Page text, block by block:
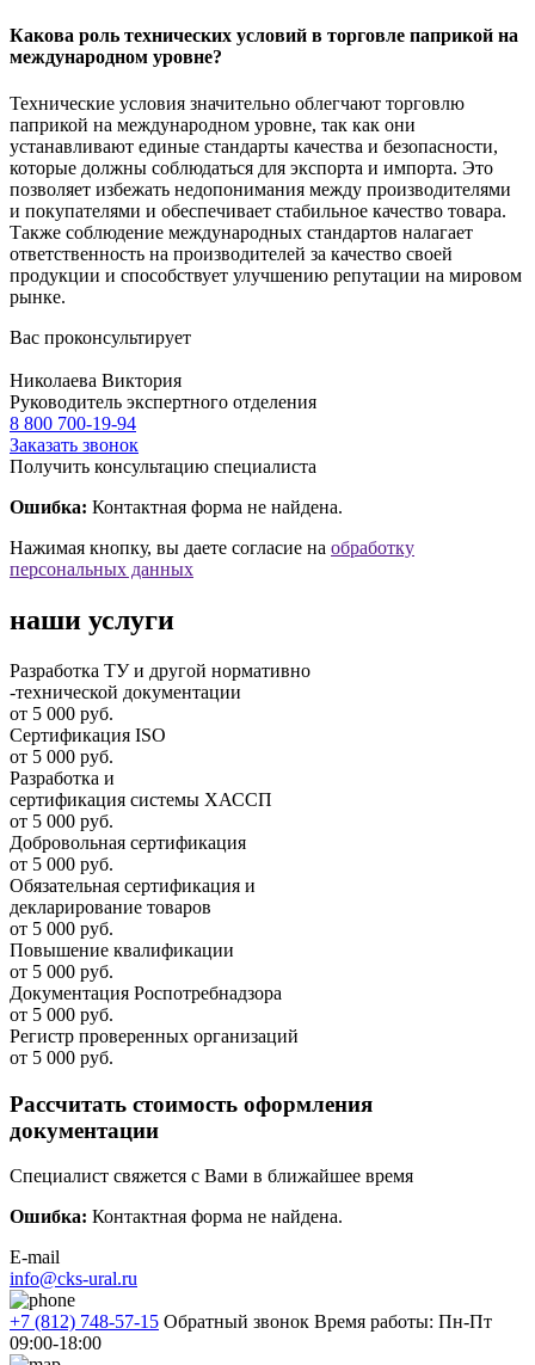
Какова роль технических условий в торговле паприкой на
международном уровне?
Технические условия значительно облегчают торговлю
паприкой на международном уровне, так как они
устанавливают единые стандарты качества и безопасности,
которые должны соблюдаться для экспорта и импорта. Это
позволяет избежать недопонимания между производителями
и покупателями и обеспечивает стабильное качество товара.
Также соблюдение международных стандартов налагает
ответственность на производителей за качество своей
продукции и способствует улучшению репутации на мировом
рынке.
Вас проконсультирует
Николаева Виктория
Руководитель экспертного отделения
8 800 700-19-94
Заказать звонок
Получить консультацию специалиста
Ошибка: Контактная форма не найдена.
Нажимая кнопку, вы даете согласие на обработку
персональных данных
наши услуги
Разработка ТУ и другой нормативно
-технической документации
от 5 000 руб.
Сертификация ISO
от 5 000 руб.
Разработка и
cертификация системы ХАССП
от 5 000 руб.
Добровольная сертификация
от 5 000 руб.
Обязательная сертификация и
декларирование товаров
от 5 000 руб.
Повышение квалификации
от 5 000 руб.
Документация Роспотребнадзора
от 5 000 руб.
Регистр проверенных организаций
от 5 000 руб.
Рассчитать стоимость оформления
документации
Специалист свяжется с Вами в ближайшее время
Ошибка: Контактная форма не найдена.
E-mail
info@cks-ural.ru
+7 (812) 748-57-15 Обратный звонок Время работы: Пн-Пт
09:00-18:00